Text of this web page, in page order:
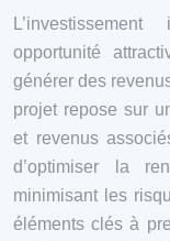
opportunité
générer des
projet repose sur
et revenus
d’optimiser la
minimisant les
éléments clés à